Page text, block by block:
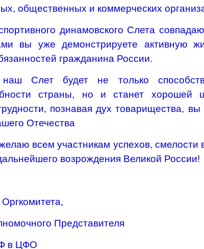
общественных и коммерческих
динамовского Слета
вы уже демонстрируете активную
гражданина России.
Слет будет не только
страны, но и станет хорошей
познавая дух товарищества,
Отечества
всем участникам успехов,
возрождения Великой России!
Представителя
в ЦФО